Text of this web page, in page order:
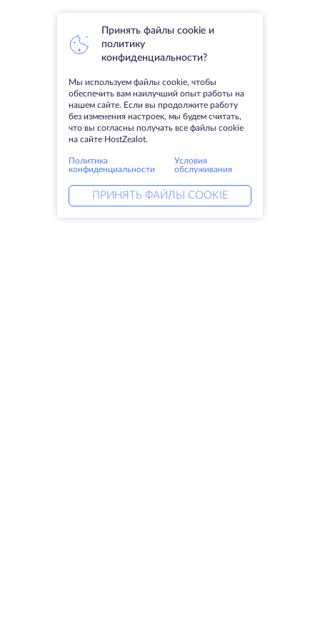
Принять файлы cookie и
политику
конфиденциальности?
Мы используем файлы cookie, чтобы
обеспечить вам наилучший опыт работы на
нашем сайте. Если вы продолжите работу
без изменения настроек, мы будем считать,
что вы согласны получать все файлы cookie
на сайте HostZealot.
Политика
конфиденциальности
Условия
обслуживания
ПРИНЯТЬ ФАЙЛЫ COOKIE